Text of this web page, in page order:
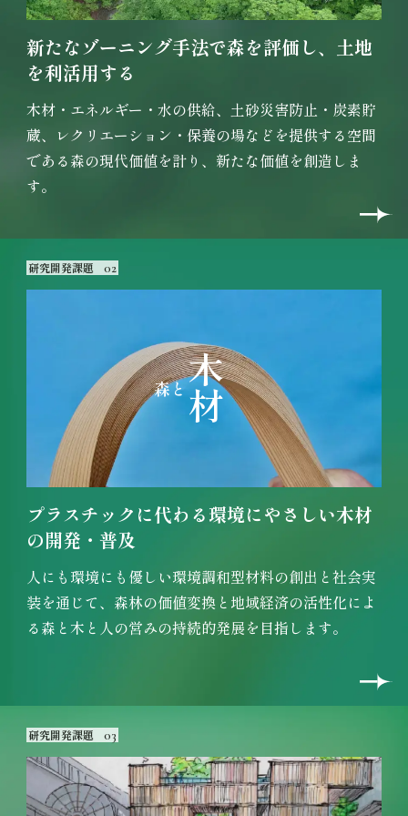
新たなゾーニング手法で森を評価し、土地
を利活用する
木材・エネルギー・水の供給、土砂災害防止・炭素貯
蔵、レクリエーション・保養の場などを提供する空間
である森の現代価値を計り、新たな価値を創造しま
す。
研究開発課題 02
森と木材
プラスチックに代わる環境にやさしい木材
の開発・普及
人にも環境にも優しい環境調和型材料の創出と社会実
装を通じて、森林の価値変換と地域経済の活性化によ
る森と木と人の営みの持続的発展を目指します。
研究開発課題 03